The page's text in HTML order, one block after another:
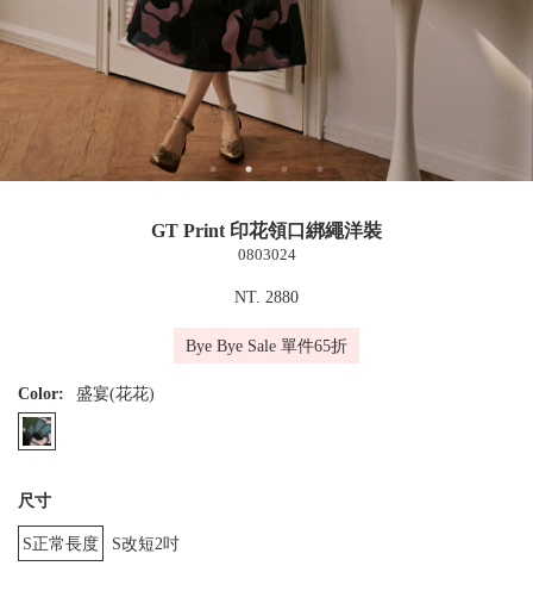
GT Print 印花領口綁繩洋裝
0803024
NT. 2880
Bye Bye Sale 單件65折
Color: 盛宴(花花)
尺寸
S正常長度 S改短2吋